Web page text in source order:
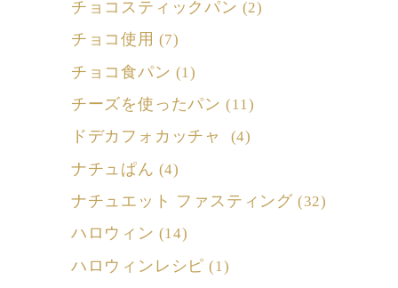
チョコスティックパン (2)
チョコ使用 (7)
チョコ食パン (1)
チーズを使ったパン (11)
ドデカフォカッチャ (4)
ナチュぱん (4)
ナチュエット ファスティング (32)
ハロウィン (14)
ハロウィンレシピ (1)